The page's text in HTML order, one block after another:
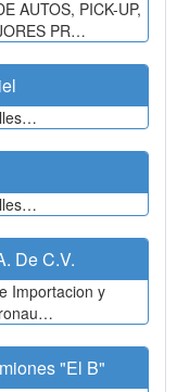
AUTOS, PICK-UP,
PR…
De C.V.
Importacion y
"El B"